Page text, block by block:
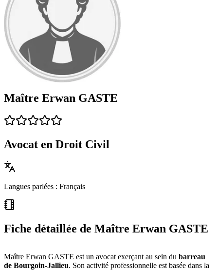
Maître Erwan GASTE
Avocat en Droit Civil
Langues parlées : Français
Fiche détaillée de Maître Erwan GASTE
Maître Erwan GASTE est un avocat exerçant au sein du barreau
de Bourgoin-Jallieu. Son activité professionnelle est basée dans la